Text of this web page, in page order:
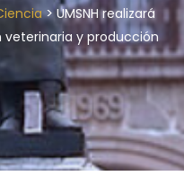
>UMSNH realizará
veterinaria y producción